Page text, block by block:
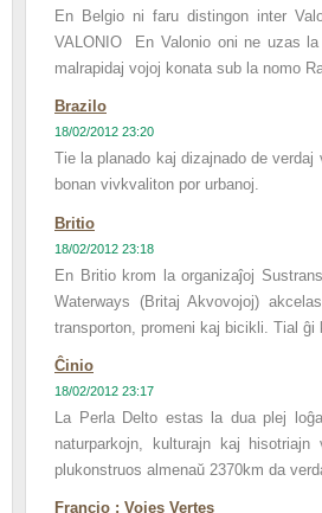
En Belgio ni faru distingon inter
VALONIO En Valonio oni ne uzas
malrapidaj vojoj konata sub la nomo
Brazilo
18/02/2012 23:20
Tie la planado kaj dizajnado de
bonan vivkvaliton por urbanoj.
Britio
18/02/2012 23:18
En Britio krom la organizaĵoj
Waterways (Britaj Akvovojoj)
transporton, promeni kaj bicikli. Tial ĝi
Ĉinio
18/02/2012 23:17
La Perla Delto estas la dua plej
naturparkojn, kulturajn kaj
plukonstruos almenaŭ 2370km da
Francio : Voies Vertes